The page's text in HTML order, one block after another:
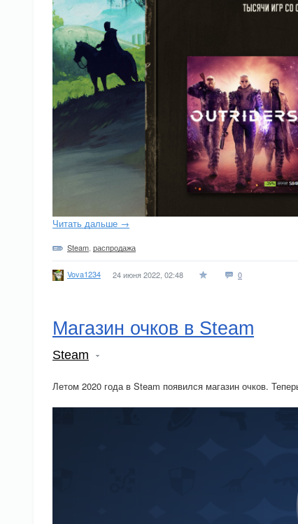
Читать дальше →
Steam распродажа
Vova1234 24 июня 2022, 02:48 0
Магазин очков в Steam
Steam
Летом 2020 года в Steam появился магазин очков.